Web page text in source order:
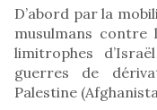
D’abord par la
musulmans contre
limitrophes
guerres de
Palestine